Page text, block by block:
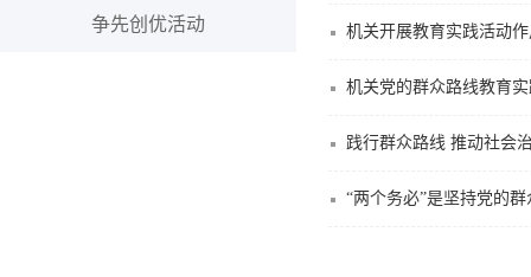
争先创优活动 机关开展教育实践活动
机关党的群众路线教育
践行群众路线 推动社会
“两个务必”是坚持党的